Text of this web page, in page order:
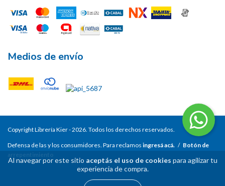
Al navegar por este sitio aceptás el uso de cookies para agilizar tu
experiencia de compra.
Medios de envío
Copyright Librería Kier - 2026. Todos los derechos reservados.
Defensa de las y los consumidores. Para reclamos ingresá acá. / Botón de
arrepentimiento